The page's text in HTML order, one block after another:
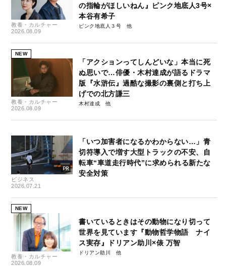
教養・カルチャー
2026.08.09
の指輪がほしいねん』ピンク地底人3号×
本谷有希子
ピンク地底人３号
NEW
教養・カルチャー
2026.08.09
「アクションってしんどいな」本当に死
ぬ思いで…俳優・木村達成が語るドラマ
版『水滸伝』過酷な撮影の裏側と打ち上
げでの北方謙三
木村達成
ビジネス
2026.07.21
「いつ加害者になるかわからない…」青
切符導入で増す大型トラックの不安、自
転車“車道走行時代”に求められる新たな
安全対策
NEW
教養・カルチャー
2026.08.09
書いているときはその動物になり切って
世界を見ています『動物哲学物語 ナイ
ス実存』ドリアン助川×俵 万智
ドリアン助川